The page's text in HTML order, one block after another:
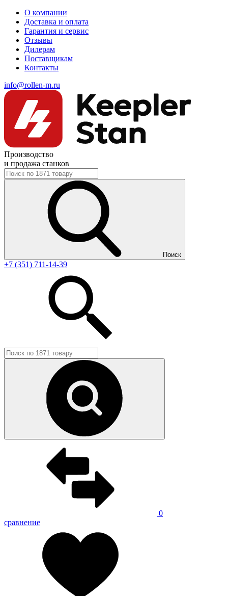
О компании
Доставка и оплата
Гарантия и сервис
Отзывы
Дилерам
Поставщикам
Контакты
info@rollen-m.ru
Производство
и продажа станков
Поиск
+7 (351) 711-14-39
0
сравнение